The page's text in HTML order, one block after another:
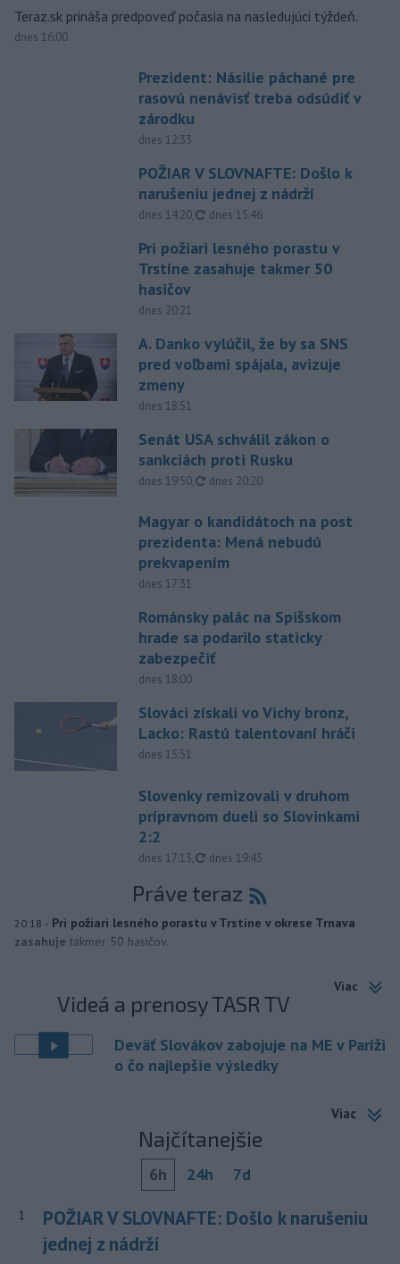
Teraz.sk prináša predpoveď počasia na nasledujúci týždeň.
dnes 16:00
Prezident: Násilie páchané pre
rasovú nenávisť treba odsúdiť v
zárodku
dnes 12:33
POŽIAR V SLOVNAFTE: Došlo k
narušeniu jednej z nádrží
dnes 14:20, aktualizované
dnes 15:46
Pri požiari lesného porastu v
Trstíne zasahuje takmer 50
hasičov
dnes 20:21
A. Danko vylúčil, že by sa SNS
pred voľbami spájala, avizuje
zmeny
dnes 18:51
Senát USA schválil zákon o
sankciách proti Rusku
dnes 19:50, aktualizované
dnes 20:20
Magyar o kandidátoch na post
prezidenta: Mená nebudú
prekvapením
dnes 17:31
Románsky palác na Spišskom
hrade sa podarilo staticky
zabezpečiť
dnes 18:00
Slováci získali vo Vichy bronz,
Lacko: Rastú talentovaní hráči
dnes 15:51
Slovenky remizovali v druhom
prípravnom dueli so Slovinkami
2:2
dnes 17:13, aktualizované
dnes 19:45
Práve teraz
20:18 - Pri požiari lesného porastu v Trstíne v okrese Trnava
zasahuje takmer 50 hasičov.
Viac
Videá a prenosy TASR TV
Deväť Slovákov zabojuje na ME v Paríži
o čo najlepšie výsledky
Viac
Najčítanejšie
6h 24h 7d
1
POŽIAR V SLOVNAFTE: Došlo k narušeniu
jednej z nádrží